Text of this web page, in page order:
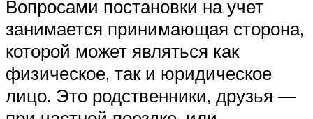
Вопросами постановки на учет
занимается принимающая сторона,
которой может являться как
физическое, так и юридическое
лицо. Это родственники, друзья —